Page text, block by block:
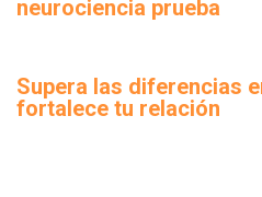
neurociencia prueba
Supera las diferencias
fortalece tu relación